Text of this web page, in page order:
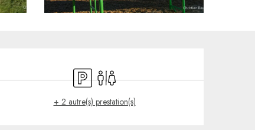
Ouverture et coordonnées
ParkingToilettes
+ 2 autre(s) prestation(s)